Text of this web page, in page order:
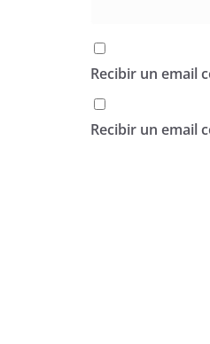
Recibir un email
Recibir un email